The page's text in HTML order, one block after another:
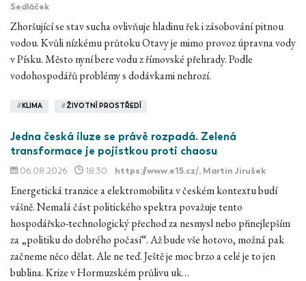
Sedláček
Zhoršující se stav sucha ovlivňuje hladinu řek i zásobování pitnou
vodou. Kvůli nízkému průtoku Otavy je mimo provoz úpravna vody
v Písku. Město nyní bere vodu z římovské přehrady. Podle
vodohospodářů problémy s dodávkami nehrozí.
# KLIMA #ŽIVOTNÍ PROSTŘEDÍ
Jedna česká iluze se právě rozpadá. Zelená
transformace je pojistkou proti chaosu
06.08.2026 18:30 https://www.e15.cz/, Martin Jirušek
Energetická tranzice a elektromobilita v českém kontextu budí
vášně. Nemalá část politického spektra považuje tento
hospodářsko-technologický přechod za nesmysl nebo přinejlepším
za „politiku do dobrého počasí“. Až bude vše hotovo, možná pak
začneme něco dělat. Ale ne teď. Ještě je moc brzo a celé je to jen
bublina. Krize v Hormuzském průlivu uk…